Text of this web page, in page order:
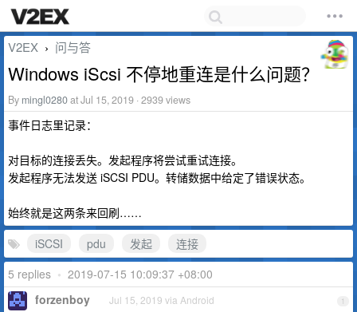
V2EX › 问与答
Windows iScsi 不停地重连是什么问题？
By mingl0280at Jul 15, 2019 · 2939 views
事件日志里记录：
对目标的连接丢失。发起程序将尝试重试连接。
发起程序无法发送 iSCSI PDU。转储数据中给定了错误状态。
始终就是这两条来回刷……
iSCSI
pdu 发起
连接
5 replies • 2019-07-15 10:09:37 +08:00
1
forzenboy Jul 15, 2019 via Android